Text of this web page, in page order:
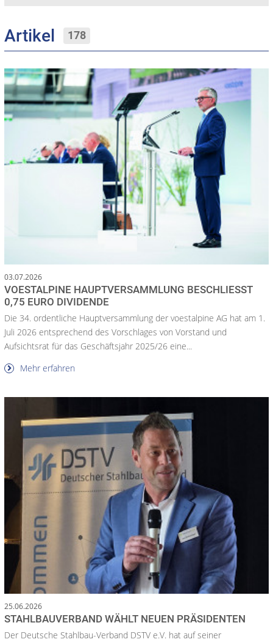
Artikel 178
03.07.2026
VOESTALPINE HAUPTVERSAMMLUNG BESCHLIESST 0
,75 EURO DIVIDENDE
Die 34. ordentliche Hauptversammlung der voestalpine AG hat am 1.
Juli 2026 entsprechend des Vorschlages von Vorstand und
Aufsichtsrat für das Geschäftsjahr 2025/26 eine...
Mehr erfahren
25.06.2026
STAHLBAUVERBAND WÄHLT NEUEN PRÄSIDENTEN
Der Deutsche Stahlbau-Verband DSTV e.V. hat auf seiner